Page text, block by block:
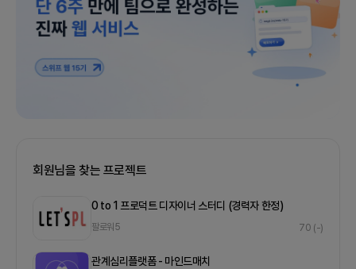
회원님을 찾는 프로젝트
0 to 1 프로덕트 디자이너 스터디 (경력자 한정)
팔로워 5 70 (-)
관계심리플랫폼 - 마인드매치